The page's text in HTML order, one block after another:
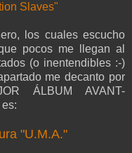
Slaves"
los cuales escucho
pocos me llegan al
(o inentendibles :-)
me decanto por
ÁLBUM AVANT-
"U.M.A."